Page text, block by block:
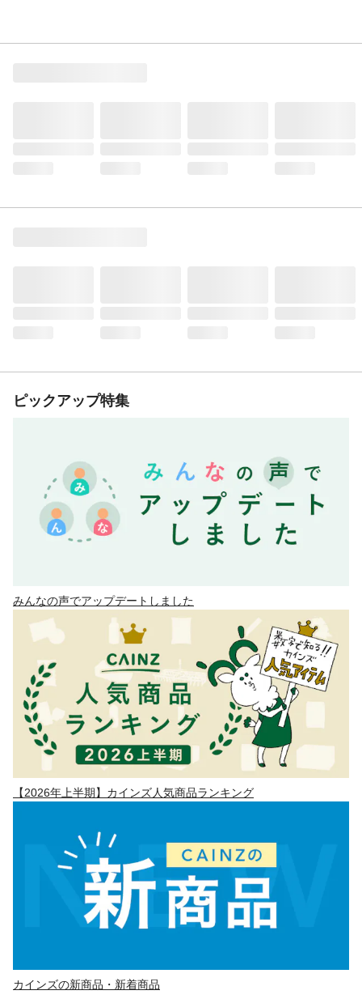
ピックアップ特集
みんなの声でアップデートしました
【2026年上半期】カインズ人気商品ランキング
カインズの新商品・新着商品